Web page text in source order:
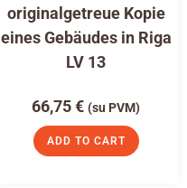
originalgetreue Kopie
eines Gebäudes in Riga
LV 13
66,75€ (su PVM)
ADD TO CART